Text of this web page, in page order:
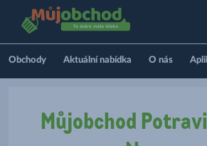
Obchody Aktuální nabídka O nás
Můjobchod